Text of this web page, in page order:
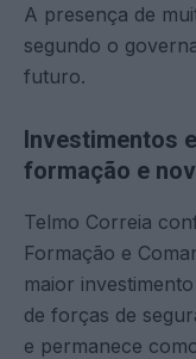
A presença de
segundo o
futuro.
Investimentos
formação e
Telmo Correia
Formação e
maior
de forças de
e permanece